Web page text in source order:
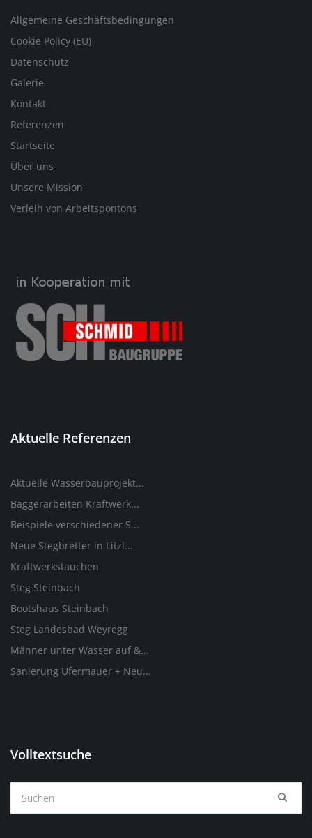
Allgemeine Geschäftsbedingungen
Cookie Policy (EU)
Datenschutz
Galerie
Kontakt
Referenzen
Startseite
Über uns
Unsere Mission
Verleih von Arbeitspontons
Aktuelle Referenzen
Aktuelle Wasserbauprojekt...
Baggerarbeiten Kraftwerk...
Beispiele verschiedener S...
Neue Stegbretter in Litzl...
Kraftwerkstauchen
Steg Steinbach
Bootshaus Steinbach
Steg Landesbad Weyregg
Männer unter Wasser auf &...
Sanierung Ufermauer + Neu...
Volltextsuche